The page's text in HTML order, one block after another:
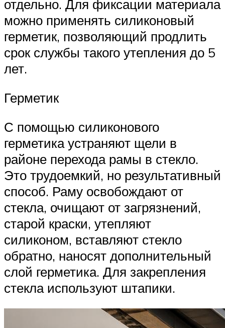
отдельно. Для фиксации материала
можно применять силиконовый
герметик, позволяющий продлить
срок службы такого утепления до 5
лет.
Герметик
С помощью силиконового
герметика устраняют щели в
районе перехода рамы в стекло.
Это трудоемкий, но результативный
способ. Раму освобождают от
стекла, очищают от загрязнений,
старой краски, утепляют
силиконом, вставляют стекло
обратно, наносят дополнительный
слой герметика. Для закрепления
стекла используют штапики.